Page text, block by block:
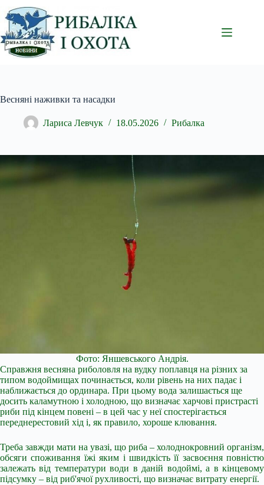
Перейти
до
вмісту
Весняні наживки та насадки
Лариса Левчук 18.05.2026 Рибалка
Фото: Яншевського Андрія.
Справжня весняна риболовля на вудку поплавця на різних за
типом водоймищах починається, коли рівень на них падає і
наближається до ординара. При цьому вода залишається ще
досить каламутною і холодною, що визначає харчові пристрасті
риби під кінцем повені – в цей час у неї спостерігається
переднерестовий хід і, як правило, хороше клювання.
Треба завжди мати на увазі, що риба – холоднокровний організм,
обсяги споживання їжі яким і швидкість її засвоєння повністю
залежать від температури води в даній водоймі, а в кінцевому
підсумку – від риб'ячої рухливості, що визначає витрату енергії.